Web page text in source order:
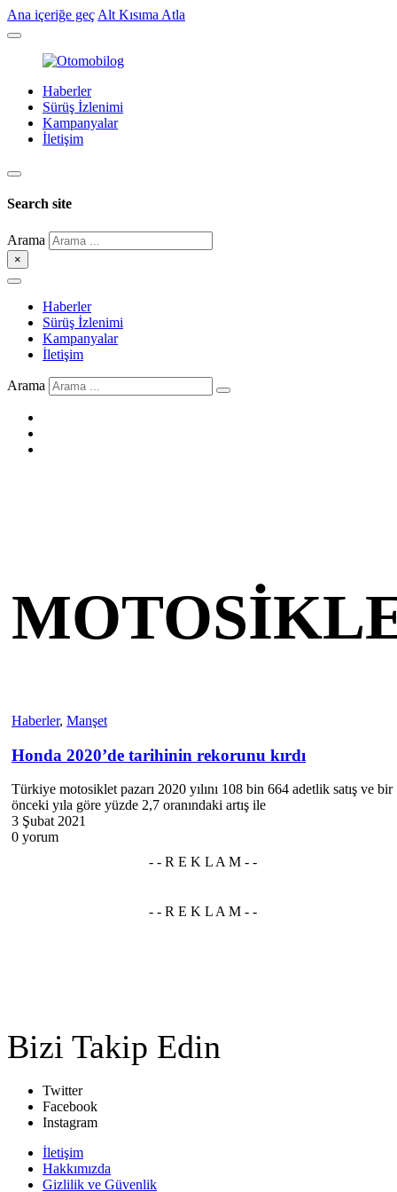
Ana içeriğe geç Alt Kısıma Atla
Haberler
Sürüş İzlenimi
Kampanyalar
İletişim
Search site
Arama
×
Haberler
Sürüş İzlenimi
Kampanyalar
İletişim
Arama
Haberler, Manşet
Honda 2020’de tarihinin rekorunu kırdı
Türkiye motosiklet pazarı 2020 yılını 108 bin 664 adetlik satış ve bir
önceki yıla göre yüzde 2,7 oranındaki artış ile
3 Şubat 2021
0 yorum
Bizi Takip Edin
Twitter
Facebook
Instagram
İletişim
Hakkımızda
Gizlilik ve Güvenlik